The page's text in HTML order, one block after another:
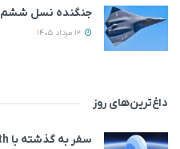
جنگنده نسل ششم F-47 در مسیر نخستین پرواز
داغ‌ترین‌های روز
سفر به گذشته با Google Earth